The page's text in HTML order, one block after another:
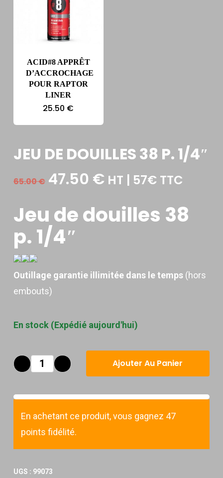
ACID#8 APPRÊT
D’ACCROCHAGE
POUR RAPTOR
LINER
25.50 €
JEU DE DOUILLES 38 P. 1/4″
65.00€ Le
initial
était :
65.00 €.
47.50 €Le
actuel
est :
HT | 57€ TTC
Jeu de douilles 38
p. 1/4″
Outillage garantie illimitée dans le temps(hors
embouts)
En stock (Expédié aujourd'hui)
Ajouter Au Panier
En achetant ce produit, vous gagnez 47
points fidélité.
UGS : 99073